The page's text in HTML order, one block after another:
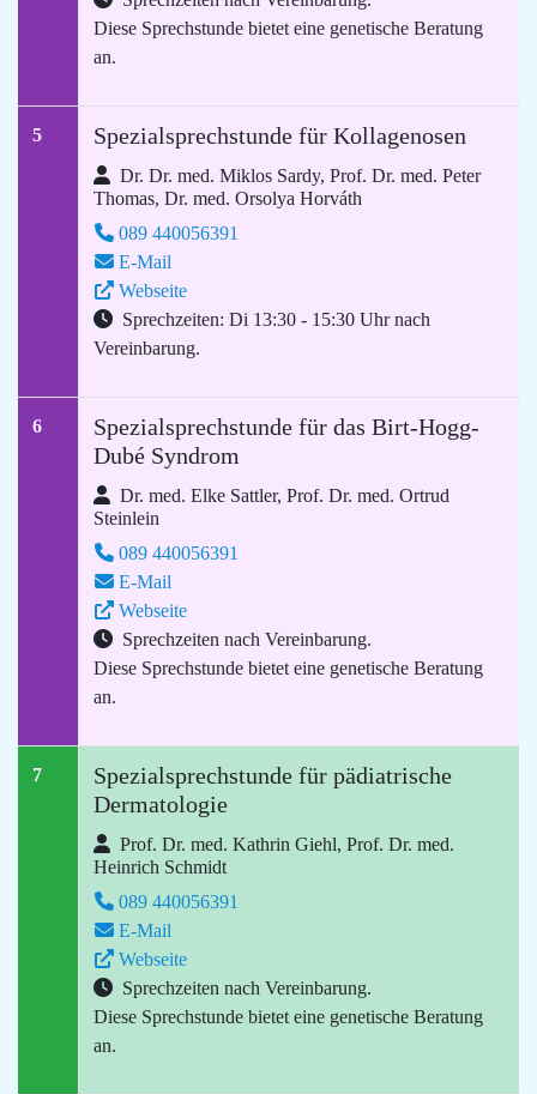
Diese Sprechstunde bietet eine genetische Beratung
an.
5 Spezialsprechstunde für Kollagenosen
Dr. Dr. med. Miklos Sardy, Prof. Dr. med. Peter
Thomas, Dr. med. Orsolya Horváth
089 440056391
E-Mail
Webseite
Sprechzeiten: Di 13:30 - 15:30 Uhr nach
Vereinbarung.
6
Spezialsprechstunde für das Birt-Hogg-
Dubé Syndrom
Dr. med. Elke Sattler, Prof. Dr. med. Ortrud
Steinlein
089 440056391
E-Mail
Webseite
Sprechzeiten nach Vereinbarung.
Diese Sprechstunde bietet eine genetische Beratung
an.
7
Spezialsprechstunde für pädiatrische
Dermatologie
Prof. Dr. med. Kathrin Giehl, Prof. Dr. med.
Heinrich Schmidt
089 440056391
E-Mail
Webseite
Sprechzeiten nach Vereinbarung.
Diese Sprechstunde bietet eine genetische Beratung
an.